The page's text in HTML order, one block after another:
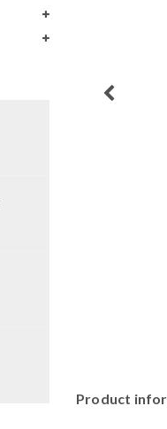
Product